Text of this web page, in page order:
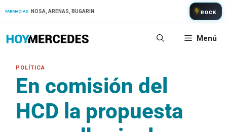
FARMACIAS: NOSA, ARENAS, BUGARIN ROCK
Menú
En comisión del
HCD la propuesta